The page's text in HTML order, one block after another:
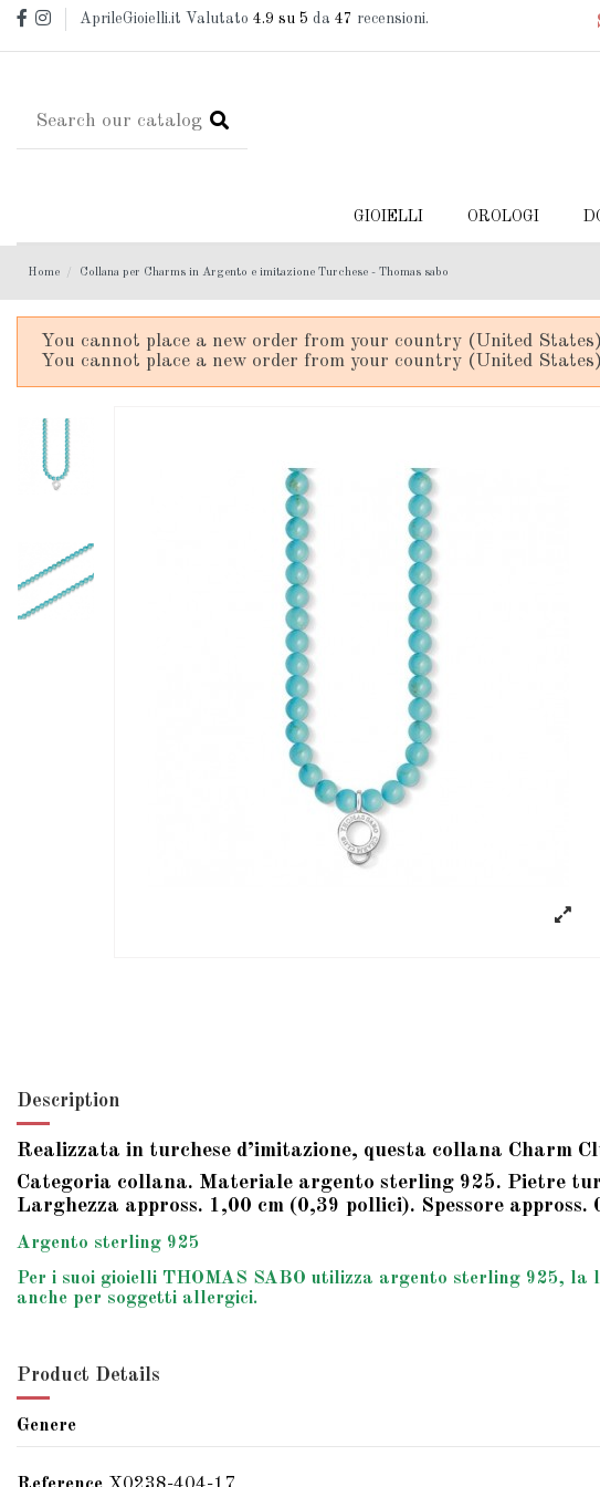
AprileGioielli.it Valutato4.9 su 5 da47 recensioni.
GIOIELLI OROLOGI
Home Collana per Charms in Argento e imitazione Turchese - Thomas sabo
You cannot place a new order from your country (United
You cannot place a new order from your country (United
Description
Realizzata in turchese d’imitazione, questa collana Charm
Categoria collana. Materiale argento sterling 925. Pietre
Larghezza appross. 1,00 cm (0,39 pollici). Spessore
Argento sterling 925
Per i suoi gioielli THOMAS SABO utilizza argento sterling 925, la
anche per soggetti allergici.
Product Details
Genere